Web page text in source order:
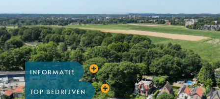
INFORMATIE
TOP BEDRIJVEN